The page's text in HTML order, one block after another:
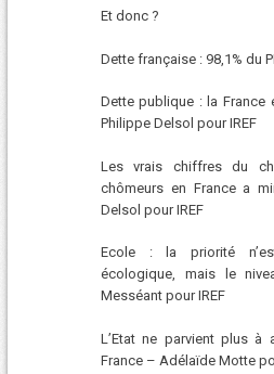
Et donc ?
Dette française : 98,1% du
Dette publique : la France
Philippe Delsol pour IREF
Les vrais chiffres du
chômeurs en France a
Delsol pour IREF
Ecole : la priorité
écologique, mais le
Messéant pour IREF
L’Etat ne parvient plus à
France – Adélaïde Motte